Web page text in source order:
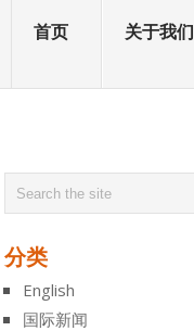
首页 关于我们
分类
English
国际新闻